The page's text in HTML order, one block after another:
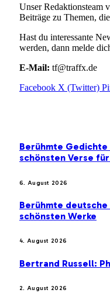
Unser Redaktionsteam
Beiträge zu Themen,
Hast du interessante
werden, dann melde
E-Mail: tf@traffx.de
Facebook X (Twitter)
Berühmte
schönsten Verse
6. August 2026
Berühmte
schönsten Werke
4. August 2026
Bertrand Russell:
2. August 2026